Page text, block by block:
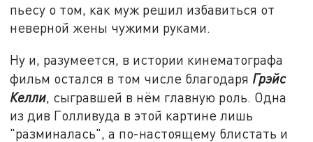
пьесу о том, как муж решил избавиться от
неверной жены чужими руками.
Ну и, разумеется, в истории кинематографа
фильм остался в том числе благодаря Грэйс
Келли , сыгравшей в нём главную роль. Одна
из див Голливуда в этой картине лишь
"разминалась", а по-настоящему блистать и